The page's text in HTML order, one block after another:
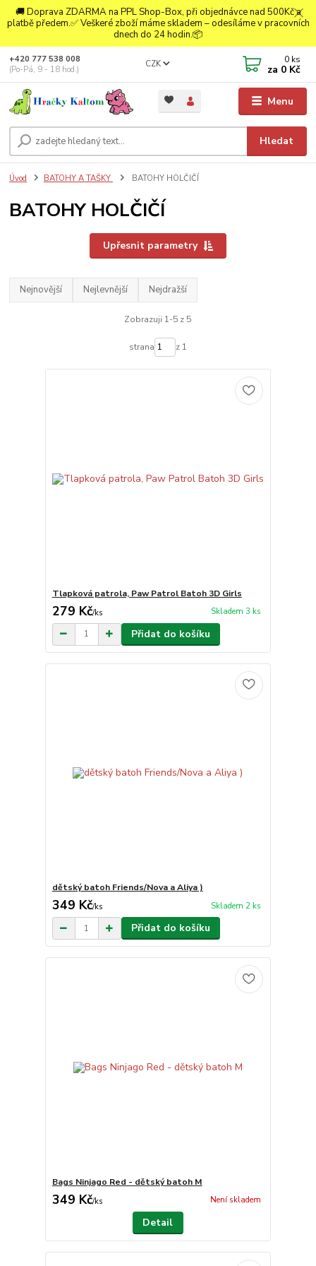
🚚 Doprava ZDARMA na PPL Shop-Box, při objednávce nad 500Kč a
platbě předem.✅ Veškeré zboží máme skladem – odesíláme v pracovních
dnech do 24 hodin.📦
Menu
CZK
Hledat
+420 777 538 008
(Po-Pá, 9 - 18 hod.)
0 ks
za 0 Kč
Úvod BATOHY A TAŠKY BATOHY HOLČIČÍ
BATOHY HOLČIČÍ
Upřesnit parametry
Nejnovější Nejlevnější Nejdražší
Zobrazuji 1-5 z 5
strana z 1
Tlapková patrola, Paw Patrol Batoh 3D Girls
279 Kč/ks Skladem 3 ks
Přidat do košíku
dětský batoh Friends/Nova a Aliya )
349 Kč/ks Skladem 2 ks
Přidat do košíku
Bags Ninjago Red - dětský batoh M
349 Kč/ks Není skladem
Detail